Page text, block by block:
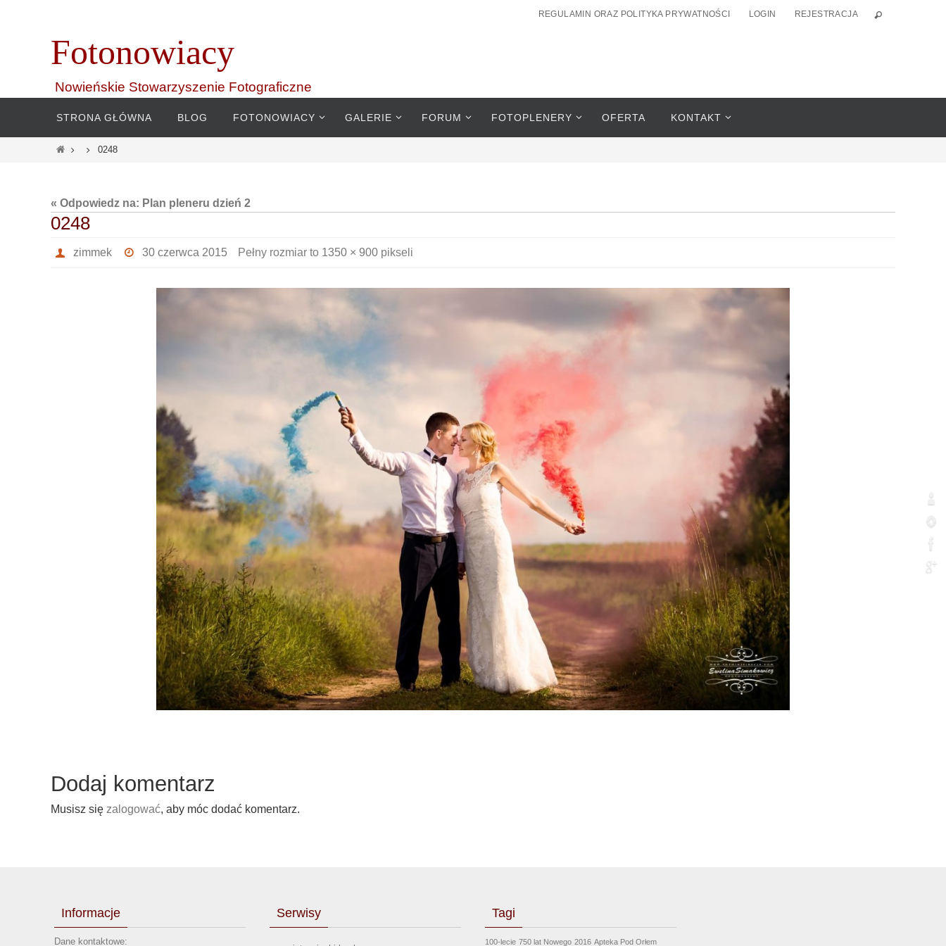
REGULAMIN ORAZ POLITYKA PRYWATNOŚCI LOGIN REJESTRACJA
Fotonowiacy
Nowieńskie Stowarzyszenie Fotograficzne
treści
STRONA GŁÓWNA BLOG FOTONOWIACY GALERIE FORUM FOTOPLENERY OFERTA KONTAKT
Home 0248
« Odpowiedz na: Plan pleneru dzień 2
0248
zimmek 30 czerwca 2015 Pełny rozmiar to 1350 × 900 pikseli
Dodaj komentarz
Musisz się zalogować, aby móc dodać komentarz.
Informacje
Dane kontaktowe:
Serwisy Tagi
100-lecie 750 lat Nowego 2016 Apteka Pod Orłem